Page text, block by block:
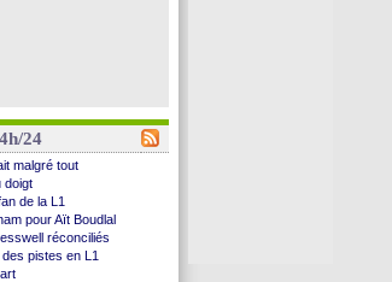
24
malgré tout
doigt
de la L1
pour Aït Boudlal
réconciliés
pistes en L1